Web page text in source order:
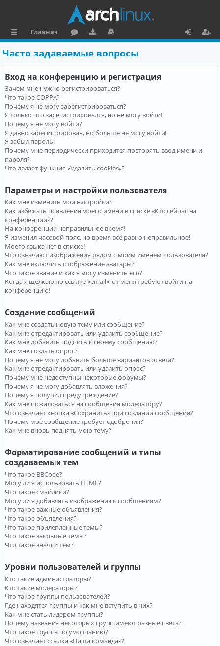
ы
л
к
и
Главная
ру
м
ру
зк
и
ку
м
е
н
та
ц
и
я
о
и
Часто задаваемые вопросы
Вход на конференцию и регистрация
Зачем мне нужно регистрироваться?
Что такое COPPA?
Почему я не могу зарегистрироваться?
Я только что зарегистрировался, но не могу войти!
Почему я не могу войти?
Я давно зарегистрирован, но больше не могу войти!
Я забыл пароль!
Почему мне периодически приходится повторять ввод имени и
пароля?
Что делает функция «Удалить cookies»?
Параметры и настройки пользователя
Как мне изменить мои настройки?
Как избежать появления моего имени в списке «Кто сейчас на
конференции»?
На конференции неправильное время!
Я изменил часовой пояс, но время всё равно неправильное!
Моего языка нет в списке!
Что означают изображения рядом с моим именем пользователя?
Как мне включить отображение аватары?
Что такое звание и как я могу изменить его?
Когда я щёлкаю по ссылке «email», от меня требуют войти на
конференцию!
Создание сообщений
Как мне создать новую тему или сообщение?
Как мне отредактировать или удалить сообщение?
Как мне добавить подпись к своему сообщению?
Как мне создать опрос?
Почему я не могу добавить больше вариантов ответа?
Как мне отредактировать или удалить опрос?
Почему мне недоступны некоторые форумы?
Почему я не могу добавлять вложения?
Почему я получил предупреждение?
Как мне пожаловаться на сообщения модератору?
Что означает кнопка «Сохранить» при создании сообщения?
Почему моё сообщение требует одобрения?
Как мне вновь поднять мою тему?
Форматирование сообщений и типы
создаваемых тем
Что такое BBCode?
Могу ли я использовать HTML?
Что такое смайлики?
Могу ли я добавлять изображения к сообщениям?
Что такое важные объявления?
Что такое объявления?
Что такое прилепленные темы?
Что такое закрытые темы?
Что такое значки тем?
Уровни пользователей и группы
Кто такие администраторы?
Кто такие модераторы?
Что такое группы пользователей?
Где находятся группы и как мне вступить в них?
Как мне стать лидером группы?
Почему названия некоторых групп имеют разные цвета?
Что такое группа по умолчанию?
Что означает ссылка «Наша команда»?